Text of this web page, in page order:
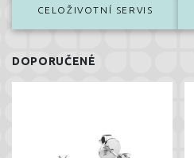
CELOŽIVOTNÍ SERVIS
DOPORUČENÉ